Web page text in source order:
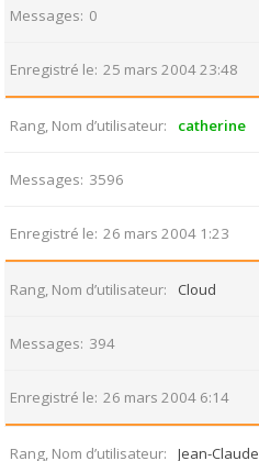
Messages 0
Enregistré le 25 mars 2004 23:48
Rang, Nom d’utilisateur catherine
Messages 3596
Enregistré le 26 mars 2004 1:23
Rang, Nom d’utilisateur Cloud
Messages 394
Enregistré le 26 mars 2004 6:14
Rang, Nom d’utilisateur Jean-Claude